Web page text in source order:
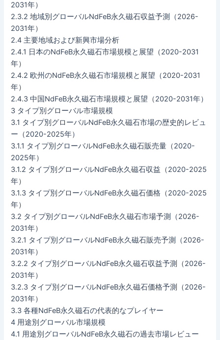
2031年）
2.3.2 地域別グローバルNdFeB永久磁石収益予測（2026-
2031年）
2.4 主要地域および新興市場分析
2.4.1 日本のNdFeB永久磁石市場規模と展望（2020-2031
年）
2.4.2 欧州のNdFeB永久磁石市場規模と展望（2020-2031
年）
2.4.3 中国NdFeB永久磁石市場規模と展望（2020-2031年）
3 タイプ別グローバル市場規模
3.1 タイプ別グローバルNdFeB永久磁石市場の歴史的レビュ
ー（2020-2025年）
3.1.1 タイプ別グローバルNdFeB永久磁石販売量（2020-
2025年）
3.1.2 タイプ別グローバルNdFeB永久磁石収益（2020-2025
年）
3.1.3 タイプ別グローバルNdFeB永久磁石価格（2020-2025
年）
3.2 タイプ別グローバルNdFeB永久磁石市場予測（2026-
2031年）
3.2.1 タイプ別グローバルNdFeB永久磁石販売予測（2026-
2031年）
3.2.2 タイプ別グローバルNdFeB永久磁石収益予測（2026-
2031年）
3.2.3 タイプ別グローバルNdFeB永久磁石価格予測（2026-
2031年）
3.3 各種NdFeB永久磁石の代表的なプレイヤー
4 用途別グローバル市場規模
4.1 用途別グローバルNdFeB永久磁石の過去市場レビュー